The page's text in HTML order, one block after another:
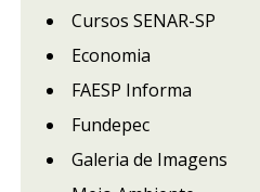
Cursos SENAR-SP
Economia
FAESP Informa
Fundepec
Galeria de Imagens